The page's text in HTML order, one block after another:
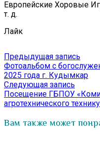
Европейские Хоровые
т. д.
Лайк
Навигация
по
записям
Предыдущая запись
Фотоальбом с
2025 года г. Кудымкар
Следующая запись
Посещение ГБПОУ
агротехнического
Вам также может